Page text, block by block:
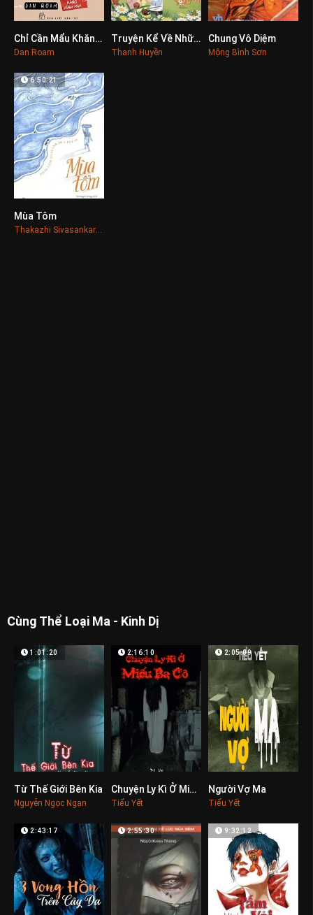
0Chỉ Cần Mẩu Khăn Giấy
Dan Roam
0Truyện Kể Về Những Đức Tính Cao Đẹp
Thanh Huyền
Chung Vô Diệm
Mộng Bình Sơn
6:50:21
Mùa Tôm
Thakazhi Sivasankara Pillai
Cùng Thể Loại Ma - Kinh Dị
0
1:01:20
Từ Thế Giới Bên Kia
Nguyễn Ngọc Ngạn
0
2:16:10
Chuyện Ly Kì Ở Miếu Ba Cô
Tiểu Yết
2:05:09
Người Vợ Ma
Tiểu Yết
2:43:17 2:55:30 9:32:12